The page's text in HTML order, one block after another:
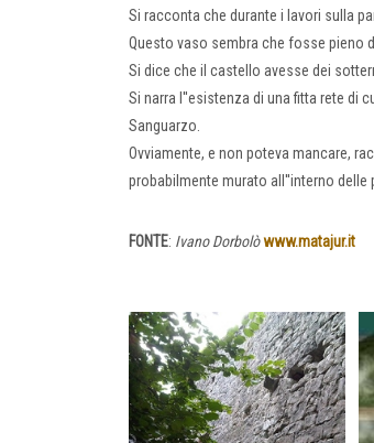
Si racconta che durante i lavori sulla
Questo vaso sembra che fosse pieno
Si dice che il castello avesse dei
Si narra l''esistenza di una fitta rete di
Sanguarzo.
Ovviamente, e non poteva mancare,
probabilmente murato all''interno delle
FONTE: Ivano Dorbolòwww.matajur.it